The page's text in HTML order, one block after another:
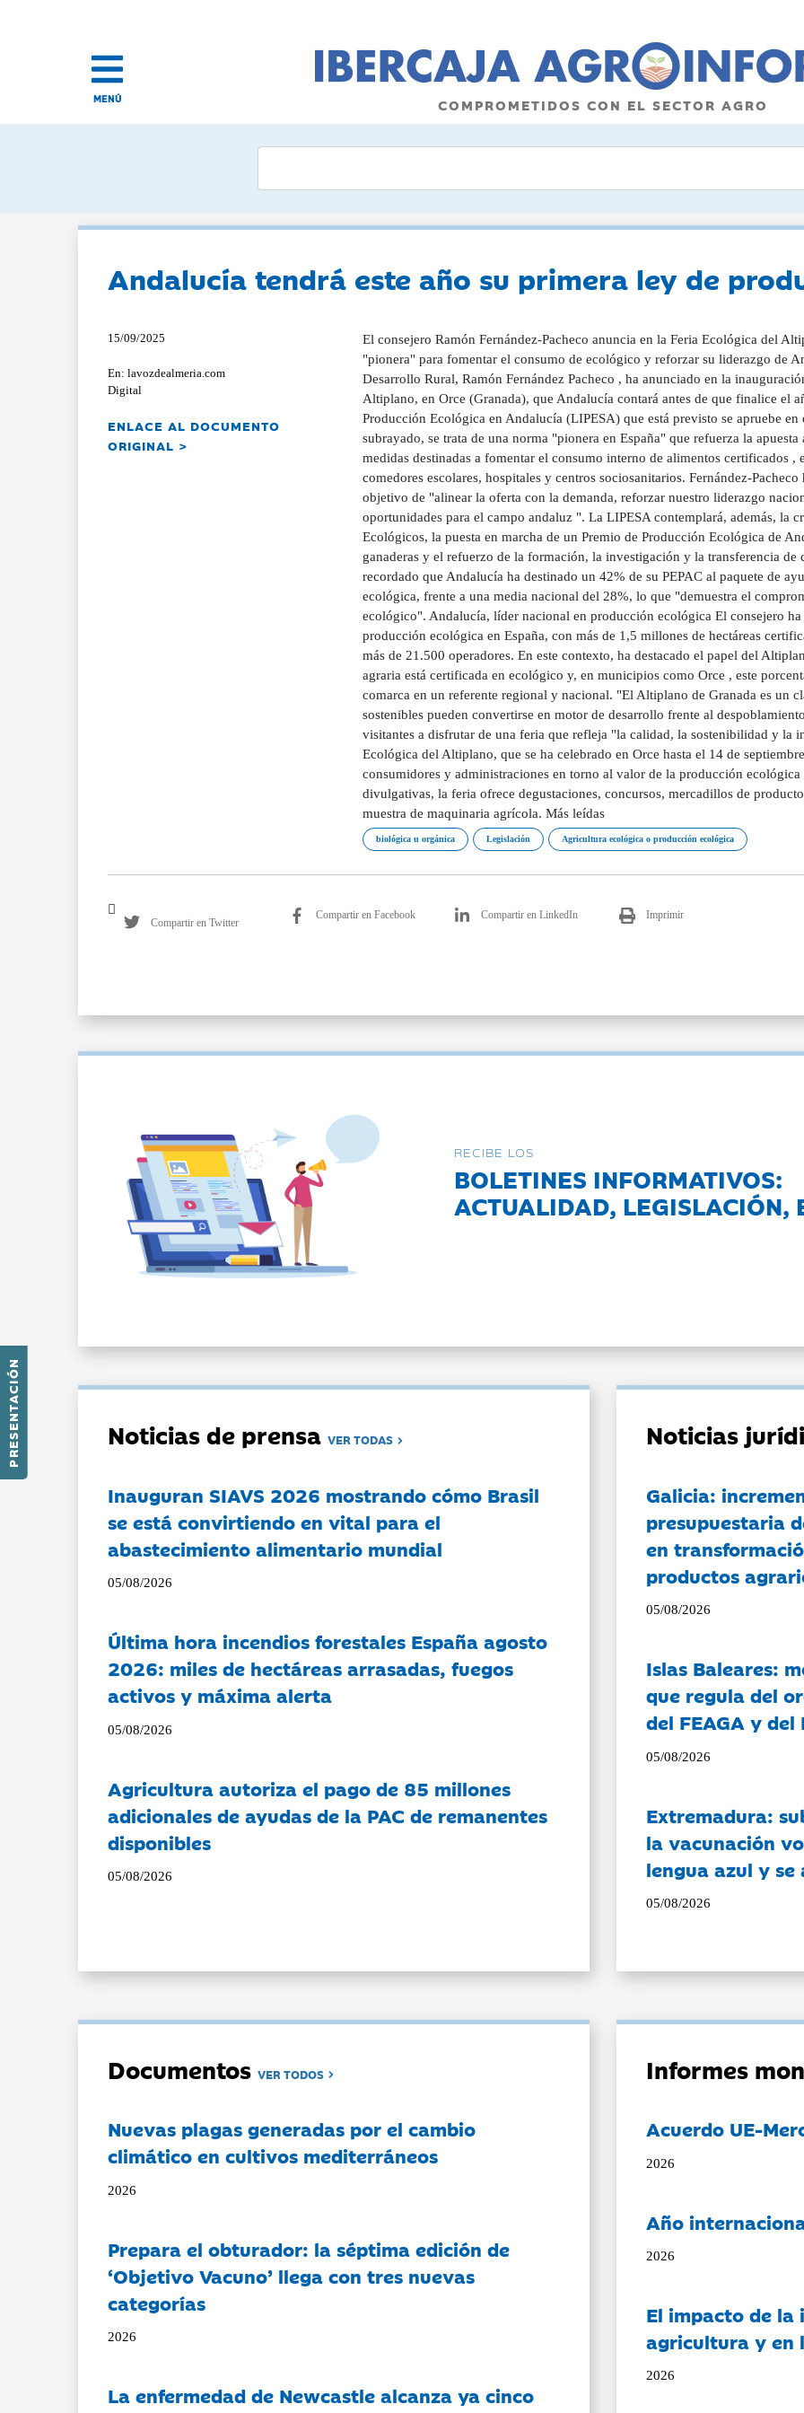
PRESENTACIÓN
MENÚ COMPROMETIDOS CON EL SECTOR AGRO
Andalucía tendrá este año su primera ley de
15/09/2025
En: lavozdealmeria.com
Digital
ENLACE AL DOCUMENTO
ORIGINAL >
El consejero Ramón Fernández-Pacheco anuncia en la Feria Ecológica del
"pionera" para fomentar el consumo de ecológico y reforzar su liderazgo de
Desarrollo Rural, Ramón Fernández Pacheco , ha anunciado en la
Altiplano, en Orce (Granada), que Andalucía contará antes de que finalice el
Producción Ecológica en Andalucía (LIPESA) que está previsto se apruebe en
subrayado, se trata de una norma "pionera en España" que refuerza la
medidas destinadas a fomentar el consumo interno de alimentos certificados ,
comedores escolares, hospitales y centros sociosanitarios. Fernández-
objetivo de "alinear la oferta con la demanda, reforzar nuestro liderazgo
oportunidades para el campo andaluz ". La LIPESA contemplará, además, la
Ecológicos, la puesta en marcha de un Premio de Producción Ecológica de
ganaderas y el refuerzo de la formación, la investigación y la transferencia de
recordado que Andalucía ha destinado un 42% de su PEPAC al paquete de
ecológica, frente a una media nacional del 28%, lo que "demuestra el
ecológico". Andalucía, líder nacional en producción ecológica El consejero
producción ecológica en España, con más de 1,5 millones de hectáreas
más de 21.500 operadores. En este contexto, ha destacado el papel del
agraria está certificada en ecológico y, en municipios como Orce , este
comarca en un referente regional y nacional. "El Altiplano de Granada es un
sostenibles pueden convertirse en motor de desarrollo frente al
visitantes a disfrutar de una feria que refleja "la calidad, la sostenibilidad y la
Ecológica del Altiplano, que se ha celebrado en Orce hasta el 14 de
consumidores y administraciones en torno al valor de la producción
divulgativas, la feria ofrece degustaciones, concursos, mercadillos de
muestra de maquinaria agrícola. Más leídas
biológica u orgánica Legislación Agricultura ecológica o producción ecológica
Compartir en Twitter
Compartir en Facebook Compartir en LinkedIn Imprimir
RECIBE LOS
BOLETINES INFORMATIVOS:
ACTUALIDAD, LEGISLACIÓN,
Noticias de prensaVER TODAS
Inauguran SIAVS 2026 mostrando cómo Brasil
se está convirtiendo en vital para el
abastecimiento alimentario mundial
05/08/2026
Última hora incendios forestales España agosto
2026: miles de hectáreas arrasadas, fuegos
activos y máxima alerta
05/08/2026
Agricultura autoriza el pago de 85 millones
adicionales de ayudas de la PAC de remanentes
disponibles
05/08/2026
Noticias
Galicia:
presupuestaria
en
productos
05/08/2026
Islas Baleares:
que regula del
del FEAGA y del
05/08/2026
Extremadura:
la vacunación
lengua azul y
05/08/2026
DocumentosVER TODOS
Nuevas plagas generadas por el cambio
climático en cultivos mediterráneos
2026
Prepara el obturador: la séptima edición de
‘Objetivo Vacuno’ llega con tres nuevas
categorías
2026
La enfermedad de Newcastle alcanza ya cinco
Informes
Acuerdo UE-
2026
Año
2026
El impacto de
agricultura y en
2026